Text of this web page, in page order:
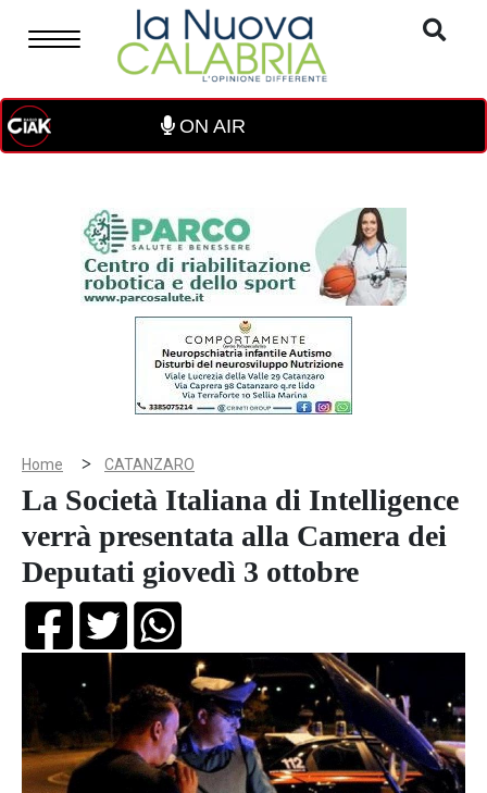
ON AIR
Home > CATANZARO
La Società Italiana di Intelligence
verrà presentata alla Camera dei
Deputati giovedì 3 ottobre